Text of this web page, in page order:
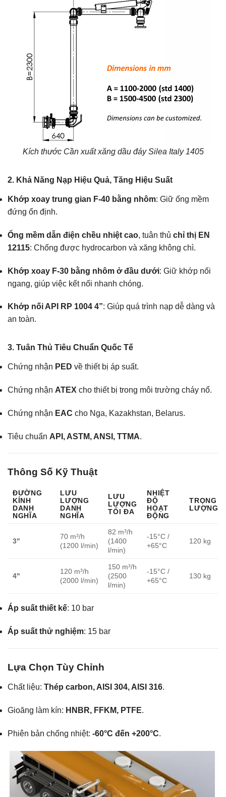
Kích thước Cần xuất xăng dầu đáy Silea Italy 1405
2. Khả Năng Nạp Hiệu Quả, Tăng Hiệu Suất
Khớp xoay trung gian F-40 bằng nhôm: Giữ ống mềm
đứng ổn định.
Ống mềm dẫn điện chều nhiệt cao, tuân thủ chỉ thị EN
12115: Chống được hydrocarbon và xăng không chì.
Khớp xoay F-30 bằng nhôm ở đầu dưới: Giữ khớp nối
ngang, giúp việc kết nối nhanh chóng.
Khớp nối API RP 1004 4”: Giúp quá trình nạp dễ dàng và
an toàn.
3. Tuân Thủ Tiêu Chuẩn Quốc Tế
Chứng nhận PED về thiết bị áp suất.
Chứng nhận ATEX cho thiết bị trong môi trường cháy nổ.
Chứng nhận EAC cho Nga, Kazakhstan, Belarus.
Tiêu chuẩn API, ASTM, ANSI, TTMA.
Thông Số Kỹ Thuật
ĐƯỜNG
KÍNH
DANH
NGHĨA
LƯU
LƯỢNG
DANH
NGHĨA
LƯU
LƯỢNG
TỐI ĐA
NHIỆT
ĐỘ
HOẠT
ĐỘNG
TRỌNG
LƯỢNG
3"
70 m³/h
(1200 l/min)
82 m³/h
(1400
l/min)
-15°C /
+65°C
120 kg
4"
120 m³/h
(2000 l/min)
150 m³/h
(2500
l/min)
-15°C /
+65°C
130 kg
Áp suất thiết kế: 10 bar
Áp suất thử nghiệm: 15 bar
Lựa Chọn Tùy Chỉnh
Chất liệu: Thép carbon, AISI 304, AISI 316.
Gioăng làm kín: HNBR, FFKM, PTFE.
Phiên bản chống nhiệt: -60°C đến +200°C.